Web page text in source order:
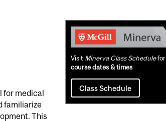
for medical
familiarize
This
Related
Content
Visit Minerva Class Schedulefor
course dates & times
Class Schedule